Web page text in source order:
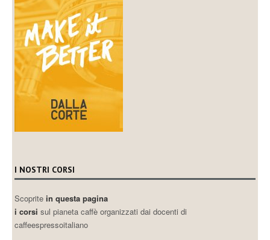
I NOSTRI CORSI
Scopritein questa pagina
i corsi sul pianeta caffè organizzati dai docenti di
caffeespressoitaliano